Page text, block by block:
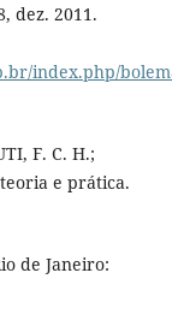
dez. 2011.
index.php/
F. C. H.;
e prática.
de Janeiro: